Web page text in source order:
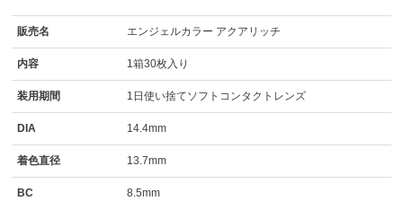
販売名 エンジェルカラー アクアリッチ
内容 1箱30枚入り
装用期間 1日使い捨てソフトコンタクトレンズ
DIA 14.4mm
着色直径 13.7mm
BC 8.5mm